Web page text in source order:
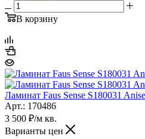
В корзину
Ламинат Faus Sense S180031
Арт.: 170486
3 500 ₽/м кв.
Варианты цен